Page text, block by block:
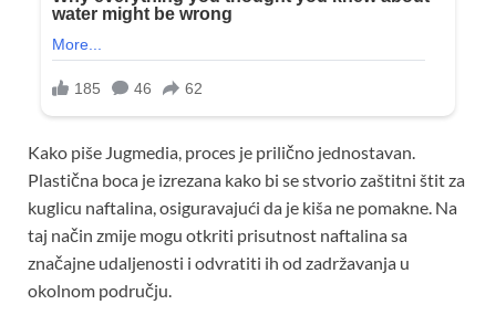
Kako piše Jugmedia, proces je prilično jednostavan.
Plastična boca je izrezana kako bi se stvorio zaštitni štit za
kuglicu naftalina, osiguravajući da je kiša ne pomakne. Na
taj način zmije mogu otkriti prisutnost naftalina sa
značajne udaljenosti i odvratiti ih od zadržavanja u
okolnom području.